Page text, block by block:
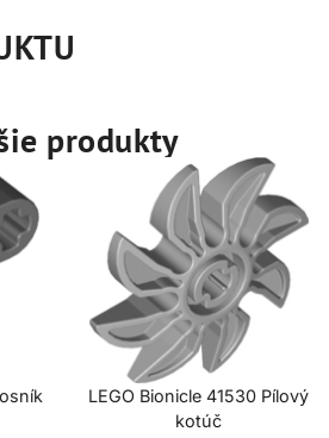
produkty
LEGO Bionicle 41530 Pílový
kotúč